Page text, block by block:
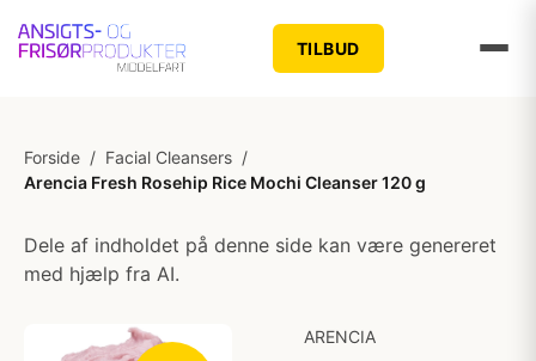
TILBUD
Forside / Facial Cleansers /
Arencia Fresh Rosehip Rice Mochi Cleanser 120 g
Dele af indholdet på denne side kan være genereret
med hjælp fra AI.
ARENCIA